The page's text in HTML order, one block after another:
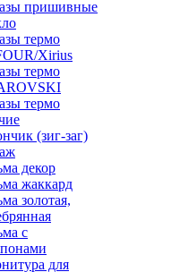
пришивные
термо
Xirius
термо
термо
(зиг-заг)
декор
жаккард
золотая,
с
для